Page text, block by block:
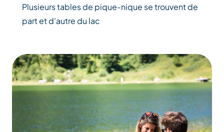
Plusieurs tables de pique-nique se trouvent de
part et d'autre du lac